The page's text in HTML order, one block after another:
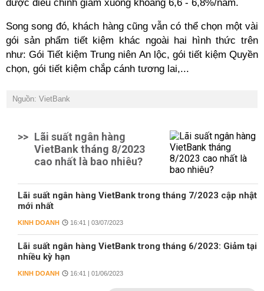
được điều chỉnh giảm xuống khoảng 6,6 - 6,8%/năm.
Song song đó, khách hàng cũng vẫn có thể chọn một vài
gói sản phẩm tiết kiệm khác ngoài hai hình thức trên
như: Gói Tiết kiệm Trung niên An lộc, gói tiết kiệm Quyền
chọn, gói tiết kiệm chắp cánh tương lai,...
Nguồn: VietBank
>> Lãi suất ngân hàng
VietBank tháng 8/2023
cao nhất là bao nhiêu?
Lãi suất ngân hàng VietBank trong tháng 7/2023 cập nhật
mới nhất
KINH DOANH 16:41 | 03/07/2023
Lãi suất ngân hàng VietBank trong tháng 6/2023: Giảm tại
nhiều kỳ hạn
KINH DOANH 16:41 | 01/06/2023